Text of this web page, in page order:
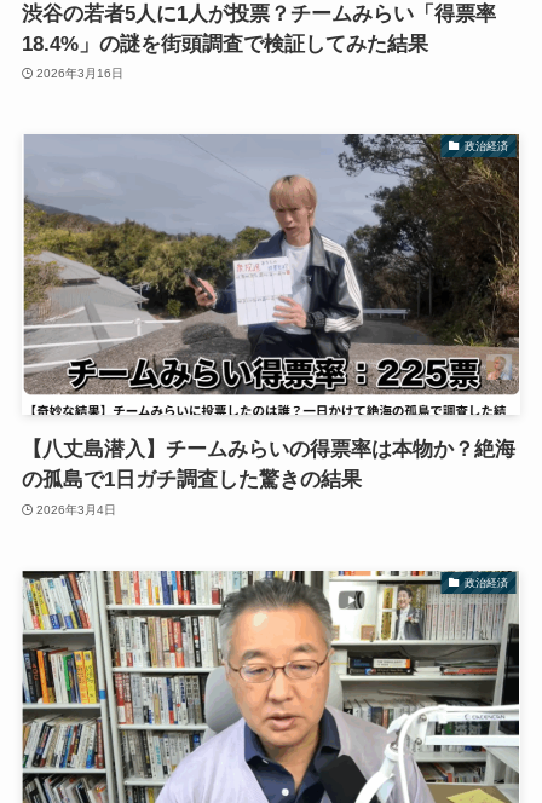
渋谷の若者5人に1人が投票？チームみらい「得票率
18.4%」の謎を街頭調査で検証してみた結果
2026年3月16日
政治経済
【八丈島潜入】チームみらいの得票率は本物か？絶海
の孤島で1日ガチ調査した驚きの結果
2026年3月4日
政治経済